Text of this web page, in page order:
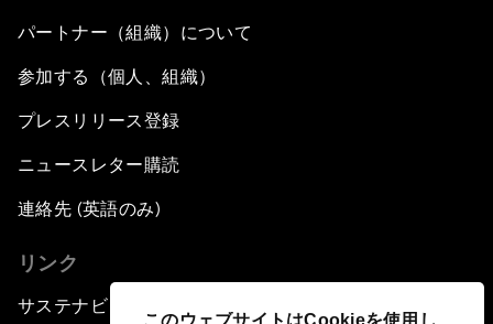
このウェブサイトはCookieを使用し
パートナー（組織）について
参加する（個人、組織）
プレスリリース登録
ニュースレター購読
連絡先 (英語のみ)
リンク
サステナビリティへの取り組み